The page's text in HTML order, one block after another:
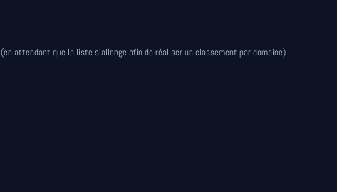
(en attendant que la liste s'allonge afin de réaliser un classement par domaine)